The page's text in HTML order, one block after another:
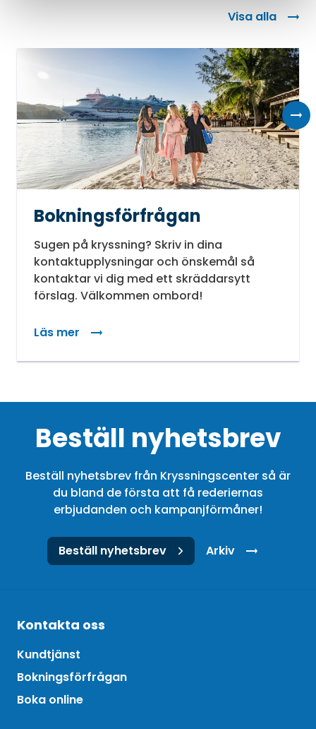
Visa alla
Bokningsförfrågan
Sugen på kryssning? Skriv in dina
kontaktupplysningar och önskemål så
kontaktar vi dig med ett skräddarsytt
förslag. Välkommen ombord!
Läs mer
Beställ nyhetsbrev
Beställ nyhetsbrev från Kryssningscenter så är
du bland de första att få rederiernas
erbjudanden och kampanjförmåner!
Beställ nyhetsbrev Arkiv
Kontakta oss
Kundtjänst
Bokningsförfrågan
Boka online